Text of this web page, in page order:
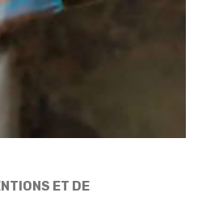
ET DE